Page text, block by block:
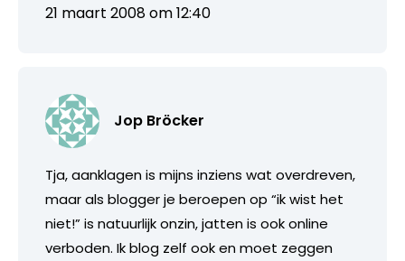
21 maart 2008 om 12:40
Jop Bröcker
Tja, aanklagen is mijns inziens wat overdreven,
maar als blogger je beroepen op “ik wist het
niet!” is natuurlijk onzin, jatten is ook online
verboden. Ik blog zelf ook en moet zeggen